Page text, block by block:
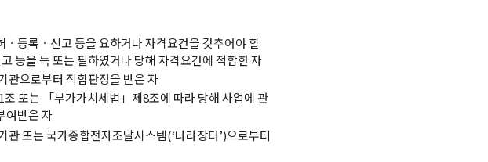
등록ㆍ신고 등을 요하거나 자격요건을 갖추어야 할
등을 득 또는 필하였거나 당해 자격요건에 적합한 자
관으로부터 적합판정을 받은 자
또는 「부가가치세법」제8조에 따라 당해 사업에 관
여받은 자
관 또는 국가종합전자조달시스템(‘나라장터’)으로부터